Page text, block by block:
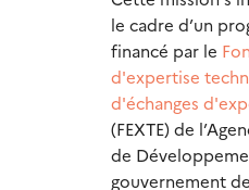
le cadre d’un
financé par le
d'expertise
d'échanges
(FEXTE) de
de
gouvernement